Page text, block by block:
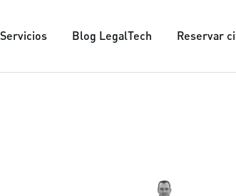
Servicios Blog LegalTech Reservar